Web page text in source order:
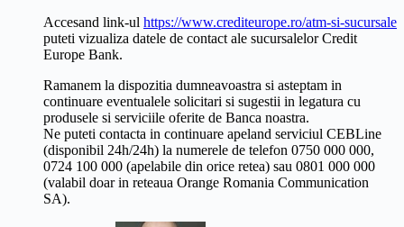
Accesand link-ul https://www.crediteurope.ro/atm-si-sucursale
puteti vizualiza datele de contact ale sucursalelor Credit
Europe Bank.
Ramanem la dispozitia dumneavoastra si asteptam in
continuare eventualele solicitari si sugestii in legatura cu
produsele si serviciile oferite de Banca noastra.
Ne puteti contacta in continuare apeland serviciul CEBLine
(disponibil 24h/24h) la numerele de telefon 0750 000 000,
0724 100 000 (apelabile din orice retea) sau 0801 000 000
(valabil doar in reteaua Orange Romania Communication
SA).